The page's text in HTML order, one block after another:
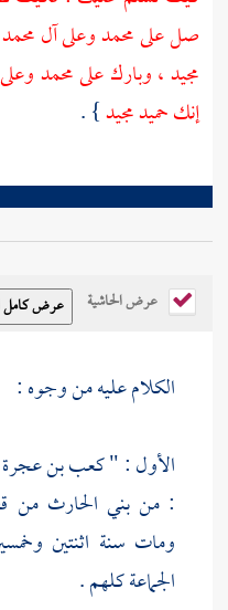
صل علىمحمدوعلى آلمحمد
مجيد ، وبارك علىمحمد
إنك حميد مجيد} .
عرض الحاشية
الكلام عليه من وجوه :
الأول : " كعب بن
: منبني الحارثمن
ومات سنة اثنتين
الجماعة كلهم .